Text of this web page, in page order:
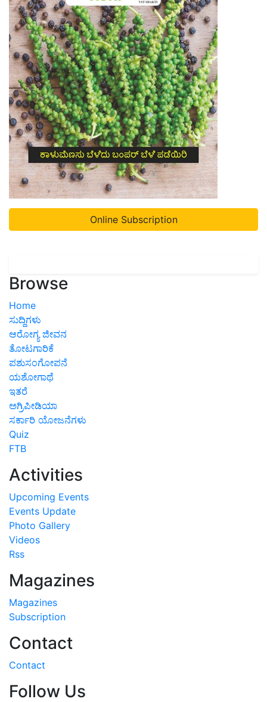
Online Subscription
Browse
Home
ಸುದ್ದಿಗಳು
ಆರೋಗ್ಯ ಜೀವನ
ತೋಟಗಾರಿಕೆ
ಪಶುಸಂಗೋಪನೆ
ಯಶೋಗಾಥೆ
ಇತರೆ
ಅಗ್ರಿಪೀಡಿಯಾ
ಸರ್ಕಾರಿ ಯೋಜನೆಗಳು
Quiz
FTB
Activities
Upcoming Events
Events Update
Photo Gallery
Videos
Rss
Magazines
Magazines
Subscription
Contact
Contact
Follow Us